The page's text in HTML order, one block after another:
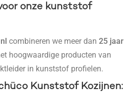
onze kunststof
combineren we meer dan 25 jaar
hoogwaardige producten van
in kunststof profielen.
Kunststof Kozijnen: